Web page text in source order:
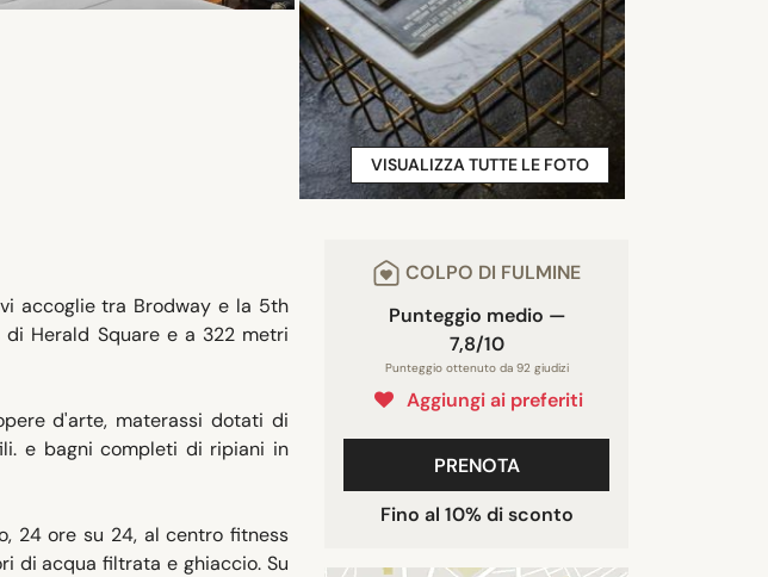
VISUALIZZA TUTTE LE FOTO
COLPO DI FULMINE
Punteggio medio —
7,8/10
Punteggio ottenuto da 92 giudizi
Aggiungi ai preferiti
PRENOTA
Fino al 10% di sconto
accoglie tra Brodway e la 5th
Herald Square e a 322 metri
d'arte, materassi dotati di
e bagni completi di ripiani in
24 ore su 24, al centro fitness
di acqua filtrata e ghiaccio. Su